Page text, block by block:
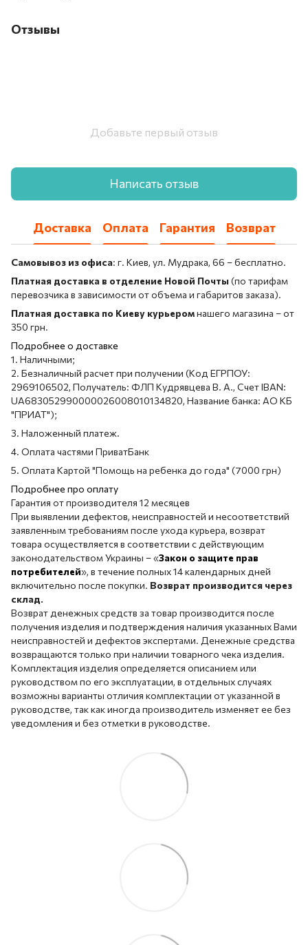
Отзывы
Добавьте первый отзыв
Написать отзыв
Доставка Оплата Гарантия Возврат
Самовывоз из офиса: г. Киев, ул. Мудрака, 66 – бесплатно.
Платная доставка в отделение Новой Почты(по тарифам
перевозчика в зависимости от объема и габаритов заказа).
Платная доставка по Киеву курьеромнашего магазина – от
350 грн.
Подробнее о доставке
1. Наличными;
2. Безналичный расчет при получении (Код ЕГРПОУ:
2969106502, Получатель: ФЛП Кудрявцева В. А., Счет IBAN:
UA683052990000026008010134820, Название банка: АО КБ
"ПРИАТ");
3. Наложенный платеж.
4. Оплата частями ПриватБанк
5. Оплата Картой "Помощь на ребенка до года" (7000 грн)
Подробнее про оплату
Гарантия от производителя 12 месяцев
При выявлении дефектов, неисправностей и несоответствий
заявленным требованиям после ухода курьера, возврат
товара осуществляется в соответствии с действующим
законодательством Украины – «Закон о защите прав
потребителей», в течение полных 14 календарных дней
включительно после покупки. Возврат производится через
склад.
Возврат денежных средств за товар производится после
получения изделия и подтверждения наличия указанных Вами
неисправностей и дефектов экспертами. Денежные средства
возвращаются только при наличии товарного чека изделия.
Комплектация изделия определяется описанием или
руководством по его эксплуатации, в отдельных случаях
возможны варианты отличия комплектации от указанной в
руководстве, так как иногда производитель изменяет ее без
уведомления и без отметки в руководстве.